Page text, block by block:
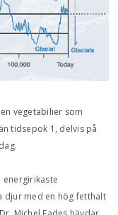
vegetabilier som
tidsepok 1, delvis på
energirikaste
djur med en hög fetthalt